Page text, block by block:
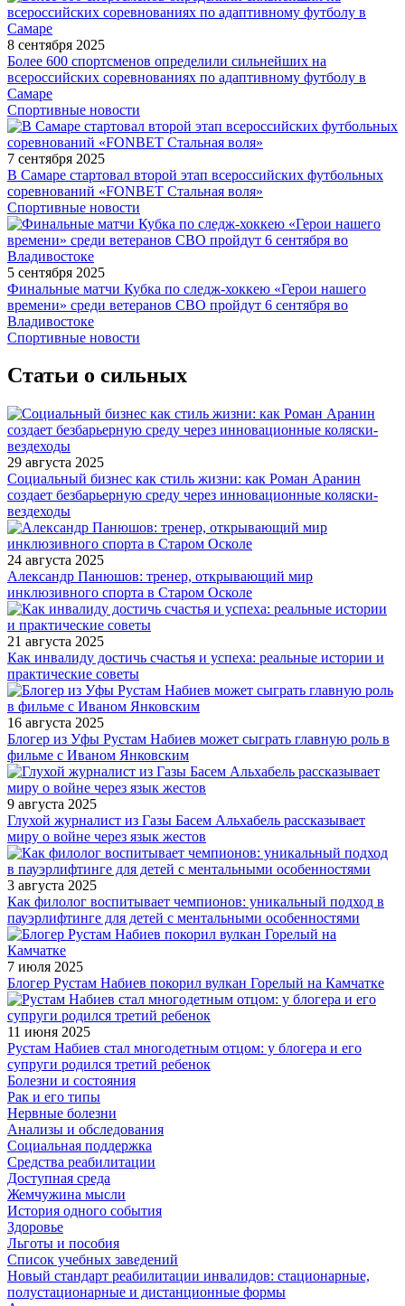
8 сентября 2025
Более 600 спортсменов определили сильнейших на
всероссийских соревнованиях по адаптивному футболу в
Самаре
Спортивные новости
7 сентября 2025
В Самаре стартовал второй этап всероссийских футбольных
соревнований «FONBET Стальная воля»
Спортивные новости
5 сентября 2025
Финальные матчи Кубка по следж-хоккею «Герои нашего
времени» среди ветеранов СВО пройдут 6 сентября во
Владивостоке
Спортивные новости
Статьи о сильных
29 августа 2025
Социальный бизнес как стиль жизни: как Роман Аранин
создает безбарьерную среду через инновационные коляски-
вездеходы
24 августа 2025
Александр Панюшов: тренер, открывающий мир
инклюзивного спорта в Старом Осколе
21 августа 2025
Как инвалиду достичь счастья и успеха: реальные истории и
практические советы
16 августа 2025
Блогер из Уфы Рустам Набиев может сыграть главную роль в
фильме с Иваном Янковским
9 августа 2025
Глухой журналист из Газы Басем Альхабель рассказывает
миру о войне через язык жестов
3 августа 2025
Как филолог воспитывает чемпионов: уникальный подход в
пауэрлифтинге для детей с ментальными особенностями
7 июля 2025
Блогер Рустам Набиев покорил вулкан Горелый на Камчатке
11 июня 2025
Рустам Набиев стал многодетным отцом: у блогера и его
супруги родился третий ребенок
Болезни и состояния
Рак и его типы
Нервные болезни
Анализы и обследования
Социальная поддержка
Средства реабилитации
Доступная среда
Жемчужина мысли
История одного события
Здоровье
Льготы и пособия
Список учебных заведений
Новый стандарт реабилитации инвалидов: стационарные,
полустационарные и дистанционные формы